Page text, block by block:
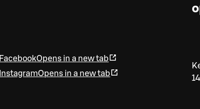
FacebookOpens in a new tab
InstagramOpens in a new tab